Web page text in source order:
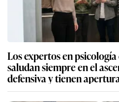
Los expertos en
saludan siempre en el
defensiva y tienen